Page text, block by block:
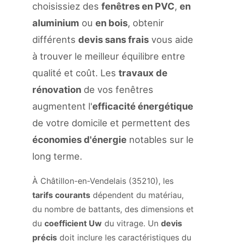
choisissiez des fenêtres en PVC, en
aluminium ou en bois, obtenir
différents devis sans frais vous aide
à trouver le meilleur équilibre entre
qualité et coût. Les travaux de
rénovation de vos fenêtres
augmentent l'efficacité énergétique
de votre domicile et permettent des
économies d'énergie notables sur le
long terme.
À Châtillon-en-Vendelais (35210), les
tarifs courants dépendent du matériau,
du nombre de battants, des dimensions et
du coefficient Uw du vitrage. Un devis
précis doit inclure les caractéristiques du